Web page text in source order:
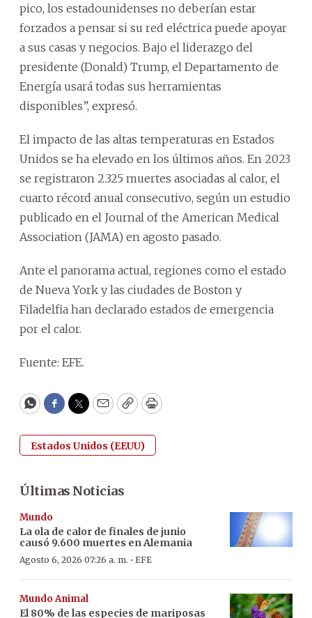
pico, los estadounidenses no deberían estar
forzados a pensar si su red eléctrica puede apoyar
a sus casas y negocios. Bajo el liderazgo del
presidente (Donald) Trump, el Departamento de
Energía usará todas sus herramientas
disponibles”, expresó.
El impacto de las altas temperaturas en Estados
Unidos se ha elevado en los últimos años. En 2023
se registraron 2.325 muertes asociadas al calor, el
cuarto récord anual consecutivo, según un estudio
publicado en el Journal of the American Medical
Association (JAMA) en agosto pasado.
Ante el panorama actual, regiones como el estado
de Nueva York y las ciudades de Boston y
Filadelfia han declarado estados de emergencia
por el calor.
Fuente: EFE.
WhatsApp
Facebook
Twitter
EmailCopyPrint
Estados Unidos (EEUU)
Últimas Noticias
Mundo
La ola de calor de finales de junio
causó 9.600 muertes en Alemania
Agosto 6, 2026 07:26 a. m. · EFE
Mundo Animal
El 80% de las especies de mariposas